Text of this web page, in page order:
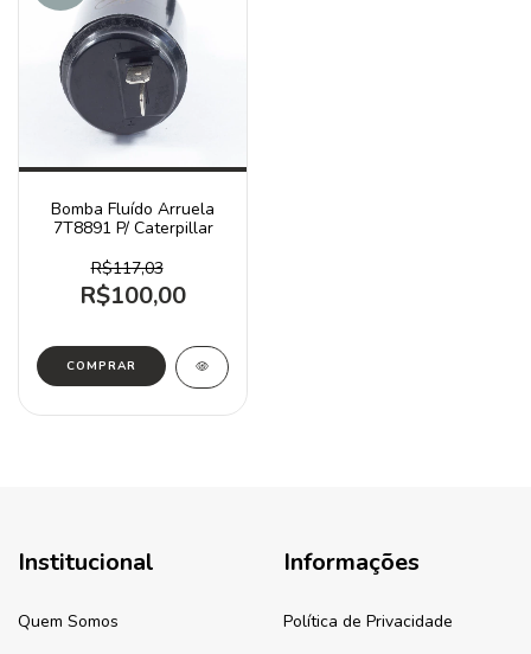
Bomba Fluído Arruela
7T8891 P/ Caterpillar
R$117,03
R$100,00
Institucional
Quem Somos
Informações
Política de Privacidade